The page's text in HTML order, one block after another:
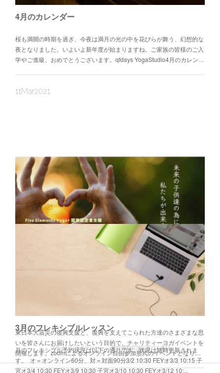
4月のカレンダー
桜も満開の時期を過ぎ、今夜は満月の光の中を花びらが舞う、幻想的な
夜となりました。いよいよ新年度が始まりますね。ご家族の皆様のご入
学やご進級、おめでとうございます。qfdays YogaStudio4月のカレン…
11Mar2021
東日本大震災の復興支援と、復興を支えてこられた方達のさまざまな思
いを皆さんにお届けしたいという目的で、チャリティーヨガイベントを
開催します。zoomによるオンライン自由参加形式のイベントとなり…
02Mar2021
3月のフレキシブルレッスン
月のフレキシブル予約状況は以下の通りです。状況は随時更新されま
す。 オ＝オンライン60分、対＝対面90分3/2 10:30 FEYオ3/3 10:15 子
宮オ3/4 10:30 FEYオ3/9 10:30 子宮オ3/10 10:30 FEYオ3/12 10:...
プライバシーポリシー 特定商取引法に基づく表記